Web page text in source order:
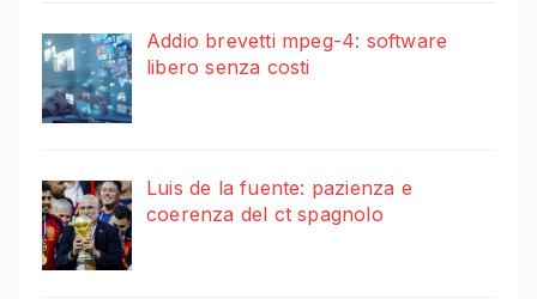
Addio brevetti mpeg-4: software
libero senza costi
Luis de la fuente: pazienza e
coerenza del ct spagnolo